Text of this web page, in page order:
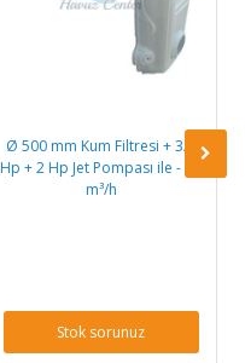
Ø 500 mm Kum Filtresi + 3/4
Hp + 2 Hp Jet Pompası ile - 10
m³/h
Stok sorunuz